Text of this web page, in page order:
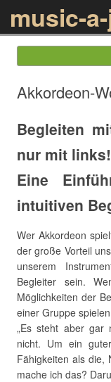
music-
Akkordeon-
Begleiten
nur mit links!
Eine
intuitiven
Wer Akkordeon
der große Vorteil
unserem
Begleiter sein.
Möglichkeiten der
einer Gruppe
„Es steht aber
nicht. Um ein
Fähigkeiten als die,
mache ich das?